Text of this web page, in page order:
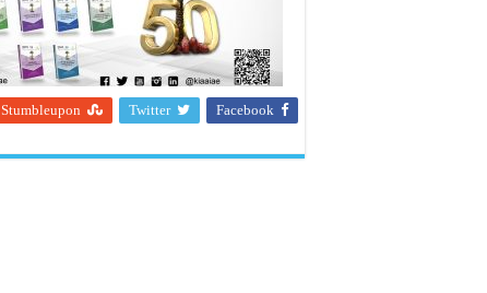
Facebook
Twitter
Stumbleupon